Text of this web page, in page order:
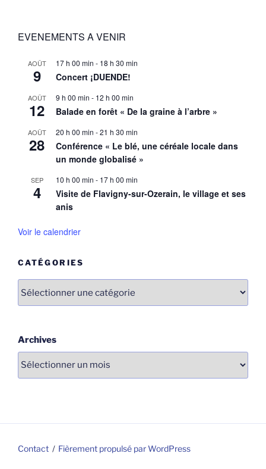
EVENEMENTS A VENIR
AOÛT
9
17 h 00 min - 18 h 30 min
Concert ¡DUENDE!
AOÛT
12
9 h 00 min - 12 h 00 min
Balade en forêt « De la graine à l’arbre »
AOÛT
28
20 h 00 min -21 h 30 min
Conférence « Le blé, une céréale locale dans
un monde globalisé »
SEP
4
10 h 00 min - 17 h 00 min
Visite de Flavigny-sur-Ozerain, le village et ses
anis
Voir le calendrier
CATÉGORIES
Archives
Contact Fièrement propulsé par WordPress